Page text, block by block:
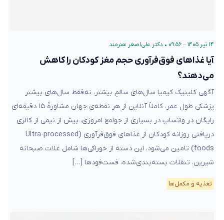
۱۴ تیر ۱۴۰۵ – ۰۹:۵۶ • دکتر علی‌اصغر هنرمند
آیا غذاهای فوق‌فرآوری‌ حجم مغز کودکان را کاهش
می‌دهند؟
آگهی کلینیک کیمیا سال‌های سالمِ بیشتر، نه فقط سال‌های بیشتر
پزشکی طول عمر، کاملاً آنلاین از هر نقطه‌ی جهان مشاورهٔ ۱۵ دقیقه‌ای
رایگان در واتساپ در بسیاری از جوامع امروزی، بیش از نیمی از کالری
دریافتی روزانه کودکان از غذاهای فوق‌فرآوری‌ (Ultra-processed
foods) تامین می‌شود. این دسته از خوراکی‌ها شامل غلات صبحانه
شیرین، تنقلات بسته‌بندی‌شده، فست‌فودها […]
تغذیه و مکمل‌ها